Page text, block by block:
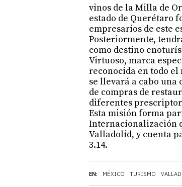
EN: MÉXICO TURISMO
vinos de la Milla de
estado de Querétaro
empresarios de este
Posteriormente,
como destino
Virtuoso, marca
reconocida en todo
se llevará a cabo una
de compras de
diferentes
Esta misión forma
Internacionalización
Valladolid, y cuenta
3.14.